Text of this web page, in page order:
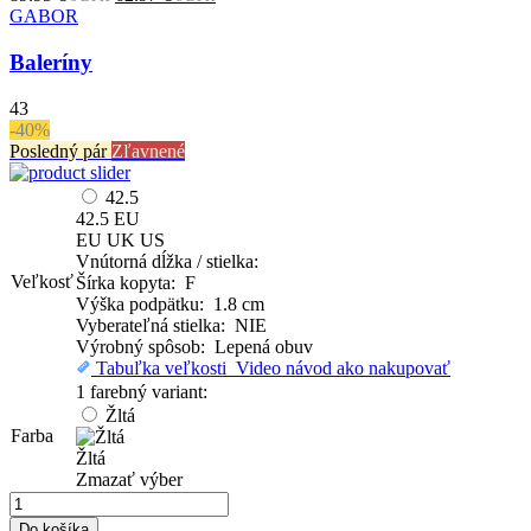
GABOR
Baleríny
43
-40%
Posledný pár Zľavnené
Veľkosť
42.5
42.5 EU
EU UK US
Vnútorná dĺžka / stielka:
Šírka kopyta: F
Výška podpätku: 1.8 cm
Vyberateľná stielka: NIE
Výrobný spôsob: Lepená obuv
Tabuľka veľkosti Video návod ako nakupovať
Farba
1 farebný variant:
Žltá
Žltá
Zmazať výber
množstvo
Baleríny